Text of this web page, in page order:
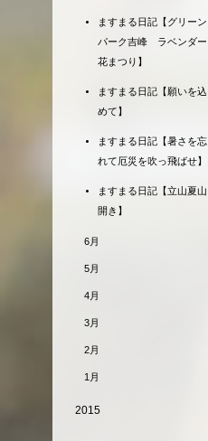
ますまる日記【グリーン
パーク吉峰 ラベンダー
花まつり】
ますまる日記【願いを込
めて】
ますまる日記【暑さを忘
れて厄災を吹っ飛ばせ】
ますまる日記【立山夏山
開き】
6月
5月
4月
3月
2月
1月
2015